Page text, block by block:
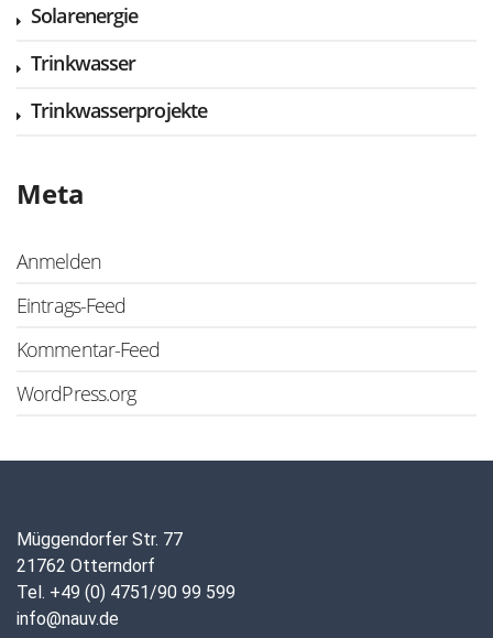
Solarenergie
Trinkwasser
Trinkwasserprojekte
Meta
Anmelden
Eintrags-Feed
Kommentar-Feed
WordPress.org
Müggendorfer Str. 77
21762 Otterndorf
Tel. +49 (0) 4751/90 99 599
info@nauv.de